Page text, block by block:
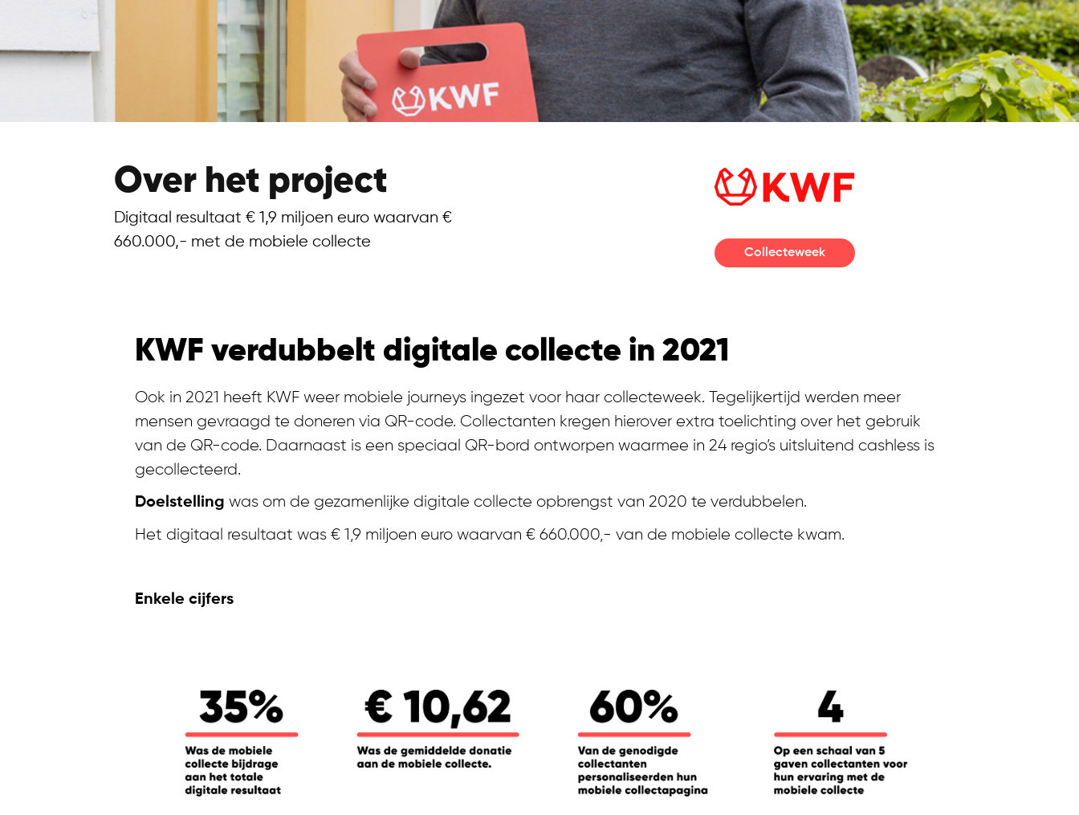
Over het project
Digitaal resultaat € 1,9 miljoen euro waarvan €
660.000,- met de mobiele collecte
Collecteweek
KWF verdubbelt digitale collecte in 2021
Ook in 2021 heeft KWF weer mobiele journeys ingezet voor haar collecteweek. Tegelijkertijd werden meer
mensen gevraagd te doneren via QR-code. Collectanten kregen hierover extra toelichting over het gebruik
van de QR-code. Daarnaast is een speciaal QR-bord ontworpen waarmee in 24 regio’s uitsluitend cashless is
gecollecteerd.
Doelstelling was om de gezamenlijke digitale collecte opbrengst van 2020 te verdubbelen.
Het digitaal resultaat was € 1,9 miljoen euro waarvan € 660.000,- van de mobiele collecte kwam.
Enkele cijfers